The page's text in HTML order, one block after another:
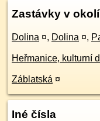
Zastávky v okolí
Dolina ¤, Dolina ¤,
Heřmanice, kulturní
Záblatská ¤
Iné čísla